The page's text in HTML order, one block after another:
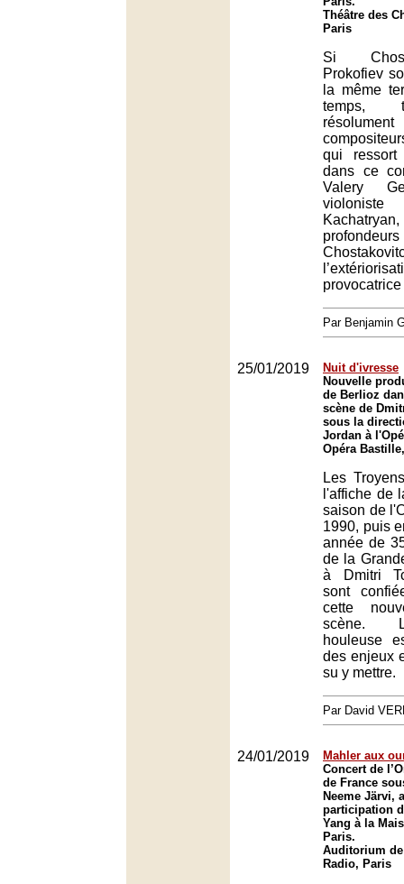
Théâtre des
Paris
Si
Prokofiev
la même
temps,
qui ressort
dans ce
Valery
Par Benjamin
25/01/2019
Nuit d'ivresse
Nouvelle
de Berlioz
scène de
sous la
Jordan à
Opéra
Les
l'affiche de
saison de
1990, puis
année de
de la
à Dmitri
sont
cette
scène.
houleuse
des enjeux
su y mettre.
Par David
24/01/2019
Mahler aux
Concert de
de France
Neeme Järvi,
participation
Yang à la
Paris.
Auditorium
Radio, Paris